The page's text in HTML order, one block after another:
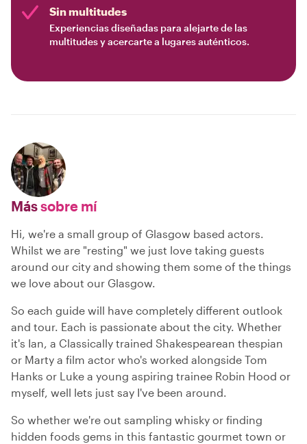
Sin multitudes
Experiencias diseñadas para alejarte de las
multitudes y acercarte a lugares auténticos.
Mássobre mí
Hi, we're a small group of Glasgow based actors.
Whilst we are "resting" we just love taking guests
around our city and showing them some of the things
we love about our Glasgow.
So each guide will have completely different outlook
and tour. Each is passionate about the city. Whether
it's Ian, a Classically trained Shakespearean thespian
or Marty a film actor who's worked alongside Tom
Hanks or Luke a young aspiring trainee Robin Hood or
myself, well lets just say I've been around.
So whether we're out sampling whisky or finding
hidden foods gems in this fantastic gourmet town or